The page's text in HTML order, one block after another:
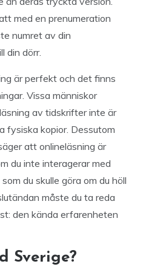
med en prenumeration
numret av din
din dörr.
är perfekt och det finns
Vissa människor
av tidskrifter inte är
fysiska kopior. Dessutom
att onlineläsning är
du inte interagerar med
du skulle göra om du höll
måste du ta reda
den kända erfarenheten
Sverige?